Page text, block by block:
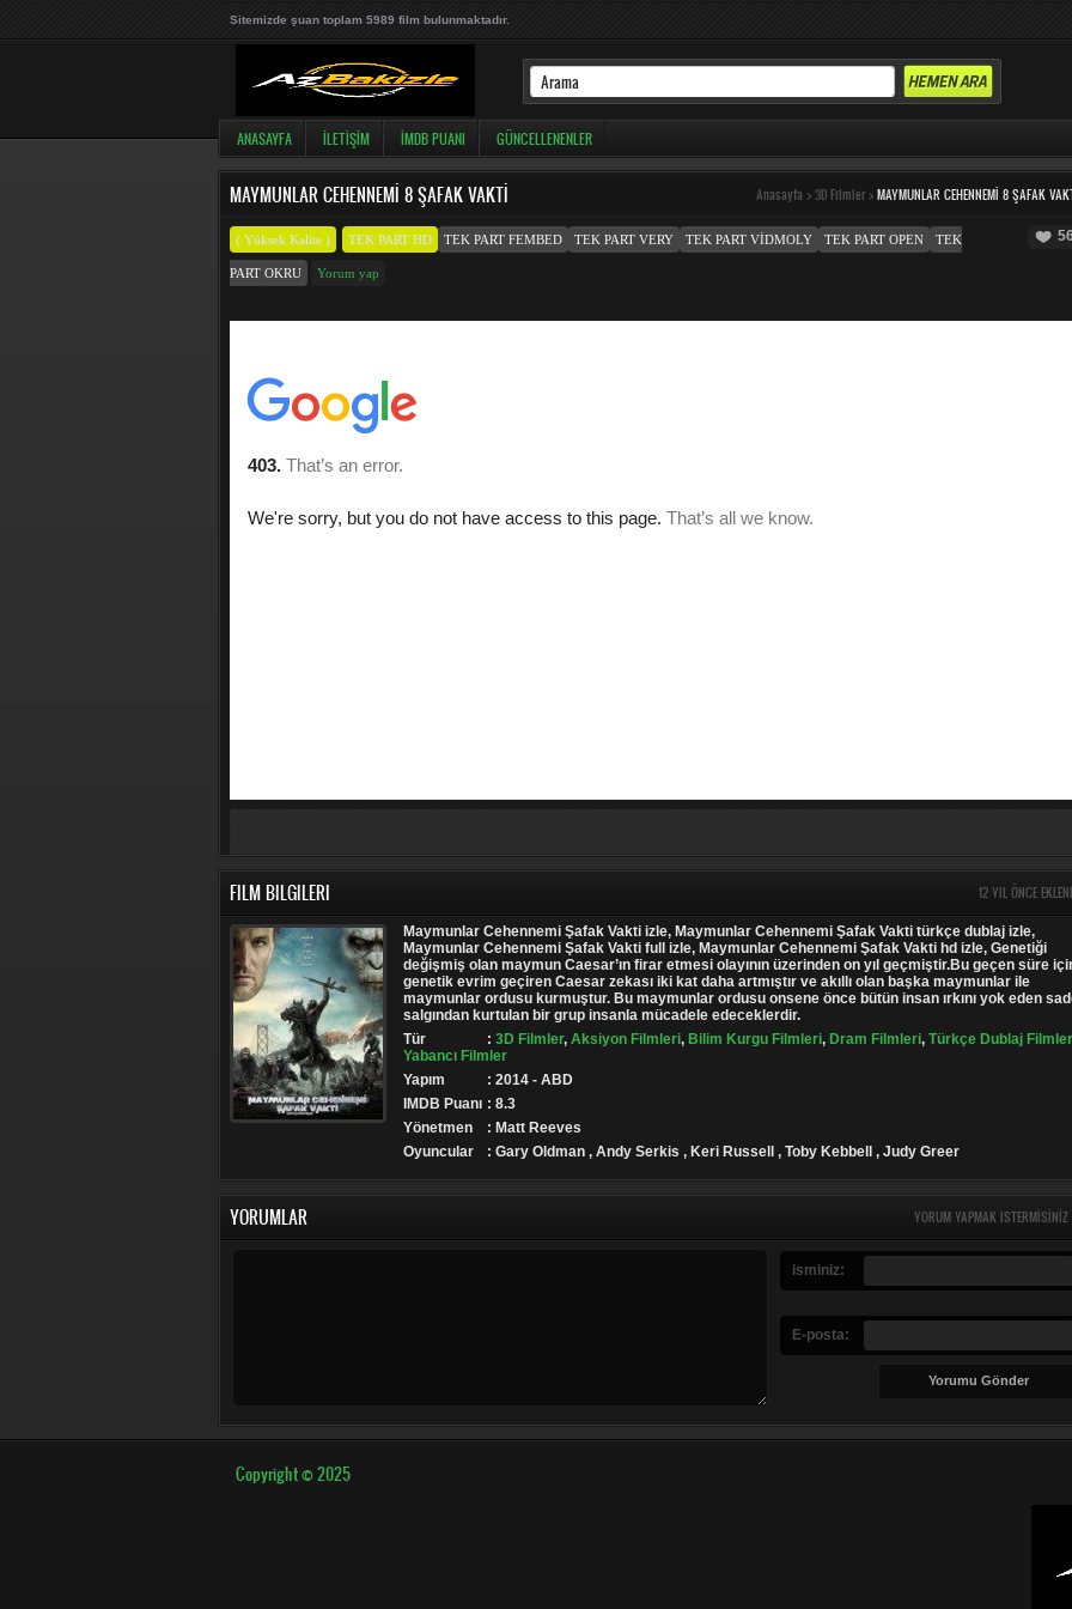
Sitemizde şuan toplam 5989 film bulunmaktadır.
ANASAYFA İLETIŞIM İMDB PUANI GÜNCELLENENLER
MAYMUNLAR CEHENNEMI 8 ŞAFAK VAKTI Anasayfa > 3D Filmler> MAYMUNLAR CEHENNEMI 8 ŞAFAK
( Yüksek Kalite ) TEK PART HD TEK PART FEMBED TEK PART VERY TEK PART VIDMOLY TEK PART OPEN TEK
PART OKRU Yorum yap
FILM BILGILERI 12 YIL ÖNCE
Maymunlar Cehennemi Şafak Vakti izle, Maymunlar Cehennemi Şafak Vakti türkçe dublaj izle,
Maymunlar Cehennemi Şafak Vakti full izle, Maymunlar Cehennemi Şafak Vakti hd izle, Genetiği
değişmiş olan maymun Caesar’ın firar etmesi olayının üzerinden on yıl geçmiştir.Bu geçen süre
genetik evrim geçiren Caesar zekası iki kat daha artmıştır ve akıllı olan başka maymunlar ile
maymunlar ordusu kurmuştur. Bu maymunlar ordusu onsene önce bütün insan ırkını yok eden
salgından kurtulan bir grup insanla mücadele edeceklerdir.
Tür
: 3D Filmler, Aksiyon Filmleri, Bilim Kurgu Filmleri, Dram Filmleri, Türkçe Dublaj Filmler
Yabancı Filmler
Yapım
: 2014 - ABD
IMDB Puanı : 8.3
Yönetmen
: Matt Reeves
Oyuncular
: Gary Oldman , Andy Serkis , Keri Russell , Toby Kebbell , Judy Greer
YORUMLAR YORUM YAPMAK
isminiz:
E-posta:
Copyright © 2025